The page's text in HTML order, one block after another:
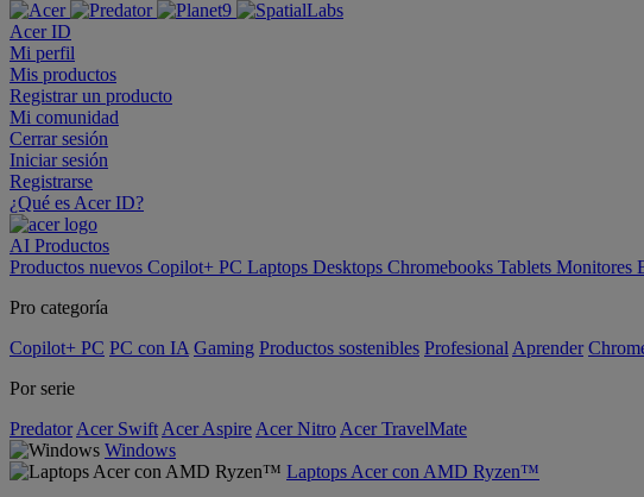
Acer ID
Mi perfil
Mis productos
Registrar un producto
Mi comunidad
Cerrar sesión
Iniciar sesión
Registrarse
¿Qué es Acer ID?
AI Productos
Productos nuevos Copilot+ PC Laptops Desktops Chromebooks Tablets Monitores
Pro categoría
Copilot+ PC PC con IA Gaming Productos sostenibles Profesional Aprender
Por serie
Predator Acer Swift Acer Aspire Acer Nitro Acer TravelMate
Windows
Laptops Acer con AMD Ryzen™